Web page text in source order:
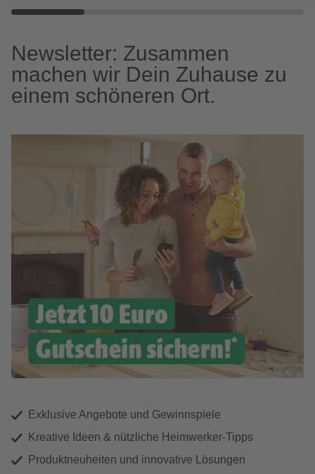
Newsletter: Zusammen
machen wir Dein Zuhause zu
einem schöneren Ort.
Exklusive Angebote und Gewinnspiele
Kreative Ideen & nützliche Heimwerker-Tipps
Produktneuheiten und innovative Lösungen